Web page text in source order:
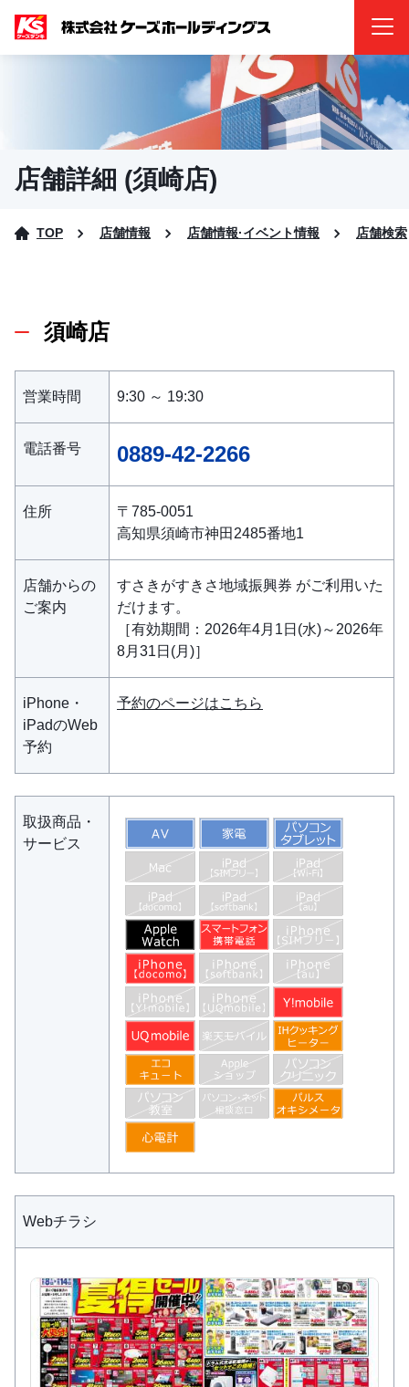
店舗詳細 (須崎店)
TOP 店舗情報 店舗情報·イベント情報 店舗検索
須崎店
営業時間 9:30 ～ 19:30
電話番号 0889-42-2266
住所
〒785-0051
高知県須崎市神田2485番地1
店舗からの
ご案内
すさきがすきさ地域振興券 がご利用いた
だけます。
［有効期間：2026年4月1日(水)～2026年
8月31日(月)］
iPhone・
iPadのWeb
予約
予約のページはこちら
取扱商品・
サービス
Webチラシ